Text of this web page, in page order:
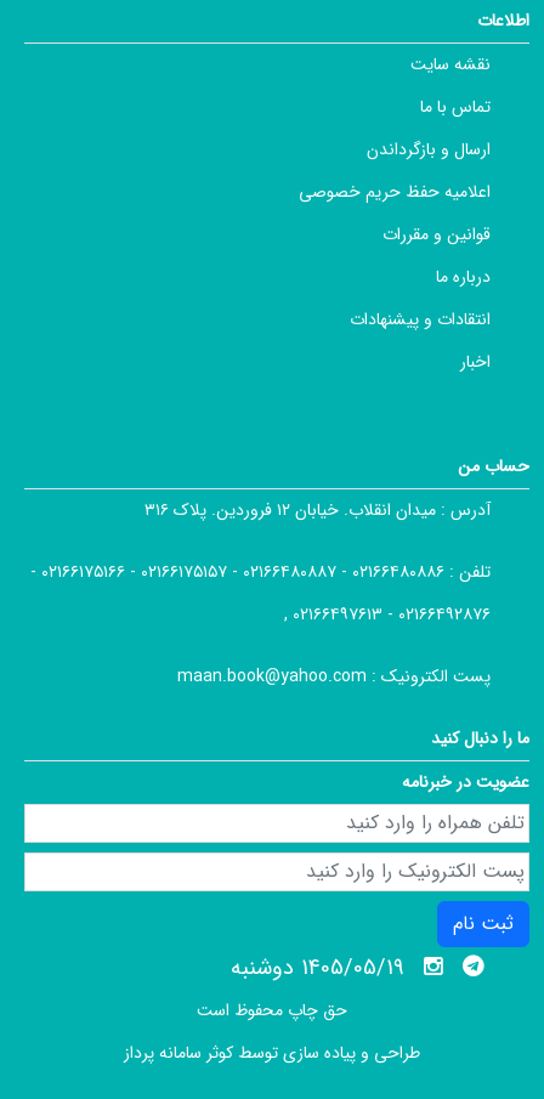
اطلاعات
نقشه سایت
تماس با ما
ارسال و بازگرداندن
اعلامیه حفظ حریم خصوصی
قوانین و مقررات
درباره ما
انتقادات و پیشنهادات
اخبار
حساب من
آدرس : میدان انقلاب. خیابان ۱۲ فروردین. پلاک ۳۱۶
تلفن :
۰۲۱۶۶۴۸۰۸۸۶ - ۰۲۱۶۶۴۸۰۸۸۷ - ۰۲۱۶۶۱۷۵۱۵۷ - ۰۲۱۶۶۱۷۵۱۶۶ -
۰۲۱۶۶۴۹۲۸۷۶ - ۰۲۱۶۶۴۹۷۶۱۳ ,
پست الکترونیک : maan.book@yahoo.com
ما را دنبال کنید
عضویت در خبرنامه
ثبت نام
1405/05/19 دوشنبه
حق چاپ محفوظ است
طراحی و پیاده سازی توسط کوثر سامانه پرداز